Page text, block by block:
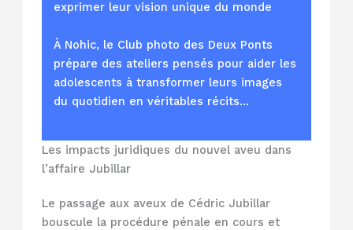
exprimer leur vision unique du monde
À Nohic, le Club photo des Deux Ponts
prépare des ateliers pensés pour aider les
adolescents à transformer leurs images
du quotidien en véritables récits…
Les impacts juridiques du nouvel aveu dans
l’affaire Jubillar
Le passage aux aveux de Cédric Jubillar
bouscule la procédure pénale en cours et